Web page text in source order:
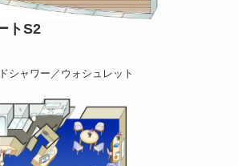
トS2
シャワー／ウォシュレット